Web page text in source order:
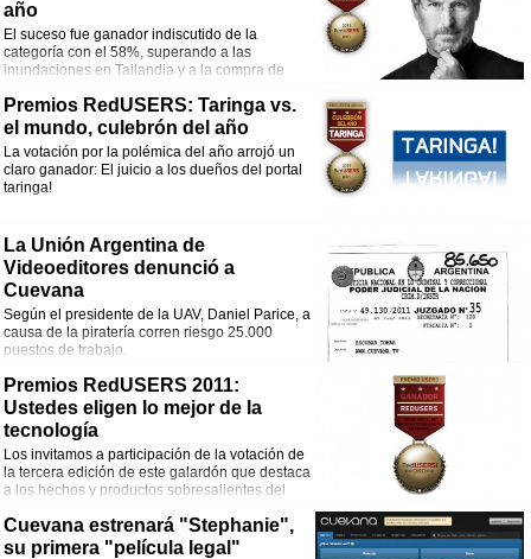
año
El suceso fue ganador indiscutido de la
categoría con el 58%, superando a las
inundaciones en Tailandia y a la compra de
Premios RedUSERS: Taringa vs.
el mundo, culebrón del año
La votación por la polémica del año arrojó un
claro ganador: El juicio a los dueños del portal
taringa!
La Unión Argentina de
Videoeditores denunció a
Cuevana
Según el presidente de la UAV, Daniel Parice, a
causa de la piratería corren riesgo 25.000
puestos de trabajo.
Premios RedUSERS 2011:
Ustedes eligen lo mejor de la
tecnología
Los invitamos a participación de la votación de
la tercera edición de este galardón que destaca
a los hechos y productos sobresalientes del
Cuevana estrenará "Stephanie",
su primera "película legal"